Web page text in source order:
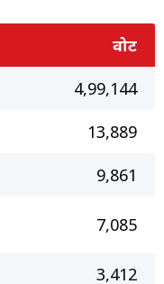
वोट
4,99,144
13,889
9,861
7,085
3,412